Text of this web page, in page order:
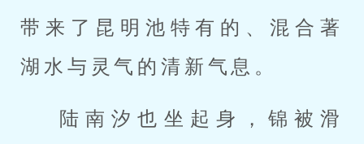
带来了昆明池特有的、混合著
湖水与灵气的清新气息。
陆南汐也坐起身，锦被滑